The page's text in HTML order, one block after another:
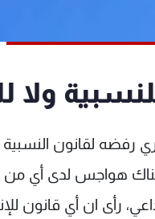
ولا
رفضه لقانون
هناك هواجس لدى أي من
رأى ان أي قانون